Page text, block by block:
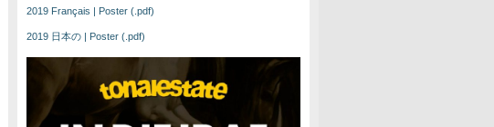
2019 Français | Poster (.pdf)
2019 日本の | Poster (.pdf)